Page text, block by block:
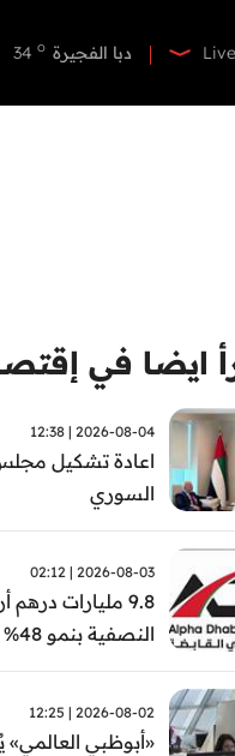
Live دبا الفجيرة 34 o
ايضا في
2026-08-04 | 12:38
اعادة تشكيل مجلس
السوري
2026-08-03 | 02:12
9.8 مليارات
النصفية بنمو 48%
2026-08-02 | 12:25
«أبوظبي